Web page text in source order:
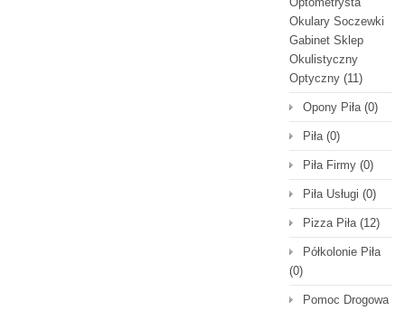
Okulary Soczewki
Gabinet Sklep
Okulistyczny
Optyczny (11)
Opony Piła(0)
Piła(0)
Piła Firmy (0)
Piła Usługi (0)
Pizza Piła(12)
Półkolonie Piła
(0)
Pomoc Drogowa